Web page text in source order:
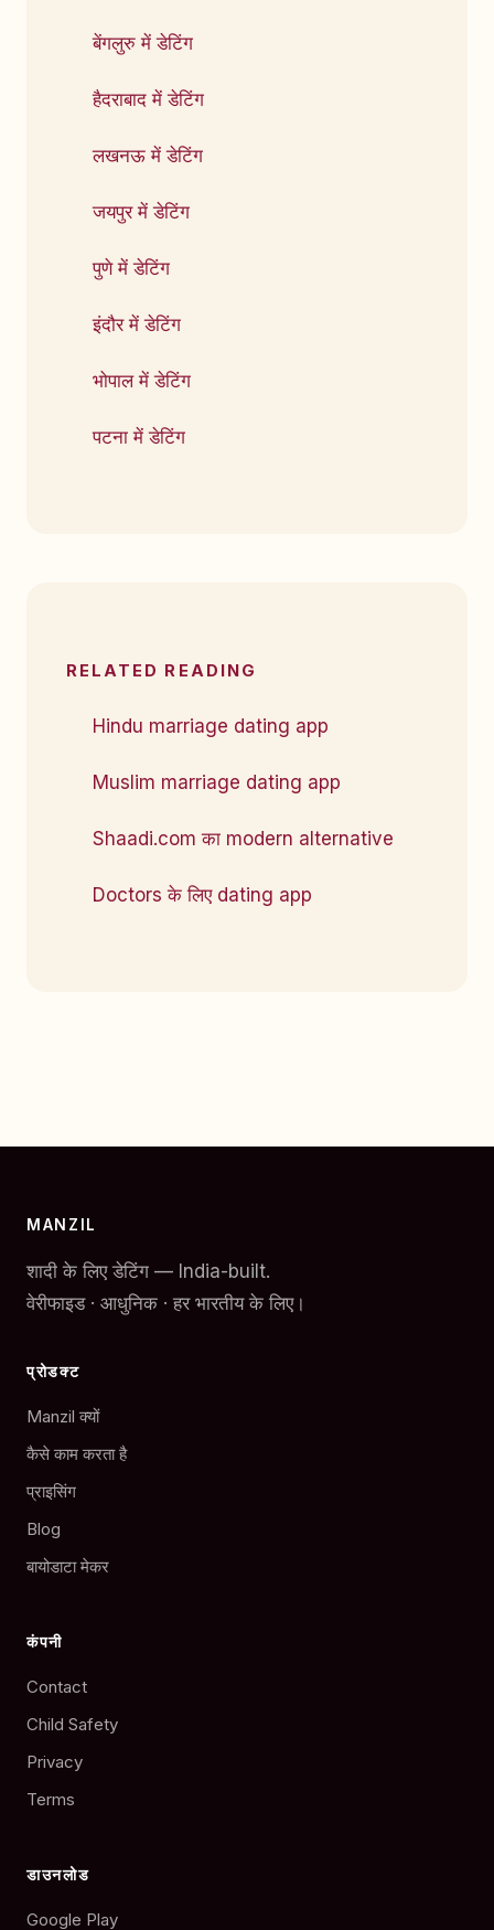
बेंगलुरु में डेटिंग
हैदराबाद में डेटिंग
लखनऊ में डेटिंग
जयपुर में डेटिंग
पुणे में डेटिंग
इंदौर में डेटिंग
भोपाल में डेटिंग
पटना में डेटिंग
RELATED READING
Hindu marriage dating app
Muslim marriage dating app
Shaadi.com का modern alternative
Doctors के लिए dating app
MANZIL
शादी के लिए डेटिंग — India-built.
वेरीफाइड · आधुनिक · हर भारतीय के लिए।
प्रोडक्ट
Manzil क्यों
कैसे काम करता है
प्राइसिंग
Blog
बायोडाटा मेकर
कंपनी
Contact
Child Safety
Privacy
Terms
डाउनलोड
Google Play